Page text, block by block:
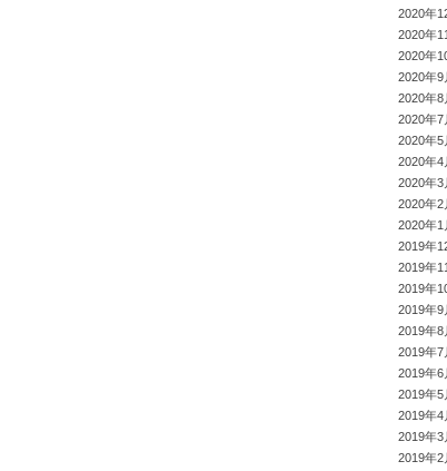
2020年
2020年
2020年
2020年9
2020年8
2020年7
2020年5
2020年4
2020年3
2020年2
2020年1
2019年
2019年
2019年
2019年9
2019年8
2019年7
2019年6
2019年5
2019年4
2019年3
2019年2